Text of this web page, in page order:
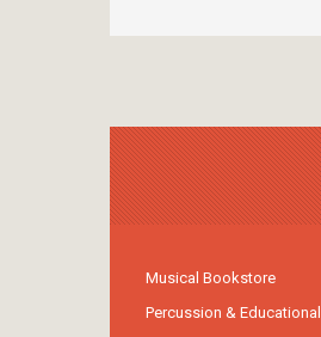
Musical Bookstore
Percussion & Educational